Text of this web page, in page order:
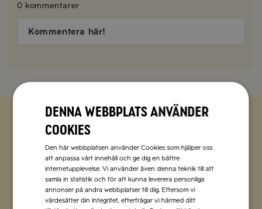
0 kommentarer
Kommentera här!
Zetas populära nyhetsbrev
Missa inte att vi har flera olika nyhetsbrev som
förenklar vardagen och förgyller helgen med
italienska smaker.
Denna webbplats använder
cookies
Den här webbplatsen använder Cookies som hjälper oss
att anpassa vårt innehåll och ge dig en bättre
internetupplevelse. Vi använder även denna teknik till att
samla in statistik och för att kunna leverera personliga
annonser på andra webbplatser till dig. Eftersom vi
värdesätter din integritet, efterfrågar vi härmed ditt